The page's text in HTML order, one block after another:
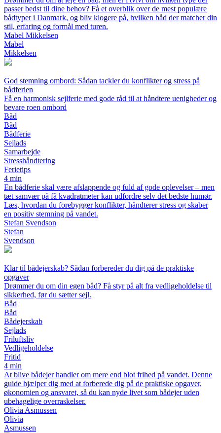
passer bedst til dine behov? Få et overblik over de mest populære
bådtyper i Danmark, og bliv klogere på, hvilken båd der matcher din
stil, erfaring og formål med turen.
Mabel Mikkelsen
Mabel
Mikkelsen
God stemning ombord: Sådan tackler du konflikter og stress på
bådferien
Få en harmonisk sejlferie med gode råd til at håndtere uenigheder og
bevare roen ombord
Båd
Båd
Bådferie
Sejlads
Samarbejde
Stresshåndtering
Ferietips
4 min
En bådferie skal være afslappende og fuld af gode oplevelser – men
tæt samvær på få kvadratmeter kan udfordre selv det bedste humør.
Læs, hvordan du forebygger konflikter, håndterer stress og skaber
en positiv stemning på vandet.
Stefan Svendson
Stefan
Svendson
Klar til bådejerskab? Sådan forbereder du dig på de praktiske
opgaver
Drømmer du om din egen båd? Få styr på alt fra vedligeholdelse til
sikkerhed, før du sætter sejl.
Båd
Båd
Bådejerskab
Sejlads
Friluftsliv
Vedligeholdelse
Fritid
4 min
At blive bådejer handler om mere end blot frihed på vandet. Denne
guide hjælper dig med at forberede dig på de praktiske opgaver,
økonomien og ansvaret, så du kan nyde livet som bådejer uden
ubehagelige overraskelser.
Olivia Asmussen
Olivia
Asmussen